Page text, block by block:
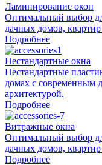
Ламинирование окон
Оптимальный выбор
дачных домов,
Подробнее
Нестандартные окна
Нестандартные
домах с современным
архитектурой.
Подробнее
Витражные окна
Оптимальный выбор
дачных домов,
Подробнее